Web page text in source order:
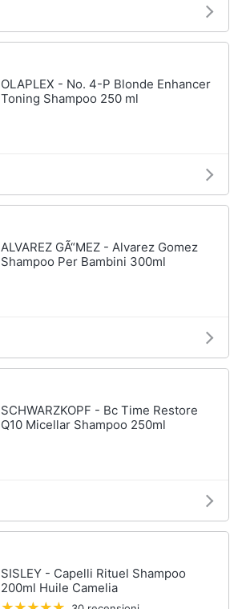
OLAPLEX - No. 4-P Blonde Enhancer
Toning Shampoo 250 ml
ALVAREZ GÃ“MEZ - Alvarez Gomez
Shampoo Per Bambini 300ml
SCHWARZKOPF - Bc Time Restore
Q10 Micellar Shampoo 250ml
SISLEY - Capelli Rituel Shampoo
200ml Huile Camelia